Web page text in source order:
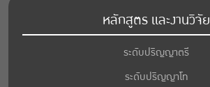
หลักสูตร และงานวิจัย
ระดับปริญญาตรี
ระดับปริญญาโท